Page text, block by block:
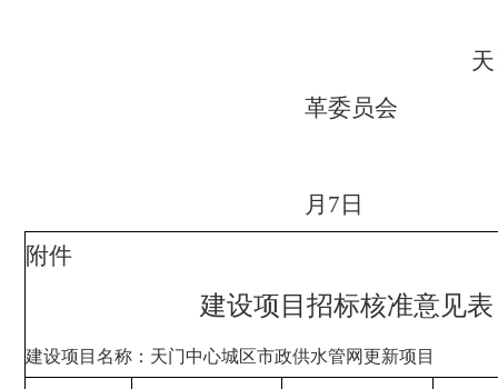
天门市
革委员会
月 7 日
附件
建设项目招标核准意见表
建设项目名称 ：天门中心城区市政供水管网更新项目